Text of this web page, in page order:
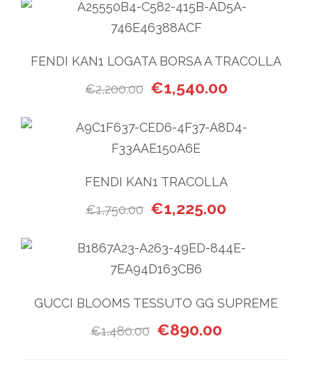
FENDI KAN1 LOGATA BORSA A TRACOLLA
€2,200.00 Il prezzo originale era:
€1,540.00Il prezzo
FENDI KAN1 TRACOLLA
€1,750.00 Il prezzo originale era:
€1,225.00
GUCCI BLOOMS TESSUTO GG SUPREME
€1,480.00 Il prezzo originale era:
€890.00Il prezzo